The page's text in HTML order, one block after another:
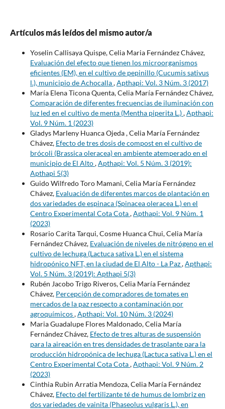
Artículos más leídos del mismo autor/a
Yoselin Callisaya Quispe, Celia Maria Fernández Chávez,
Evaluación del efecto que tienen los microorganismos
eficientes (EM), en el cultivo de pepinillo (Cucumis sativus
l.), municipio de Achocalla,Apthapi: Vol. 3 Núm. 3 (2017)
María Elena Ticona Quenta, Celia María Fernández Chávez,
Comparación de diferentes frecuencias de iluminación con
luz led en el cultivo de menta (Mentha piperita L.),Apthapi:
Vol. 9 Núm. 1 (2023)
Gladys Marleny Huanca Ojeda , Celia María Fernández
Chávez, Efecto de tres dosis de compost en el cultivo de
brócoli (Brassica oleracea) en ambiente atemperado en el
municipio de El Alto,Apthapi: Vol. 5 Núm. 3 (2019):
Apthapi 5(3)
Guido Wilfredo Toro Mamani, Celia María Fernández
Chávez, Evaluación de diferentes marcos de plantación en
dos variedades de espinaca (Spinacea oleracea L.) en el
Centro Experimental Cota Cota,Apthapi: Vol. 9 Núm. 1
(2023)
Rosario Carita Tarqui, Cosme Huanca Chui, Celia María
Fernández Chávez, Evaluación de niveles de nitrógeno en el
cultivo de lechuga (Lactuca sativa L.) en el sistema
hidropónico NFT, en la ciudad de El Alto - La Paz,Apthapi:
Vol. 5 Núm. 3 (2019): Apthapi 5(3)
Rubén Jacobo Trigo Riveros, Celia María Fernández
Chávez, Percepción de compradores de tomates en
mercados de la paz respecto a contaminación por
agroquímicos,Apthapi: Vol. 10 Núm. 3 (2024)
Maria Guadalupe Flores Maldonado, Celia María
Fernández Chávez, Efecto de tres alturas de suspensión
para la aireación en tres densidades de trasplante para la
producción hidropónica de lechuga (Lactuca sativa L.) en el
Centro Experimental Cota Cota,Apthapi: Vol. 9 Núm. 2
(2023)
Cinthia Rubin Arratia Mendoza, Celia María Fernández
Chávez, Efecto del fertilizante té de humus de lombriz en
dos variedades de vainita (Phaseolus vulgaris L.), en